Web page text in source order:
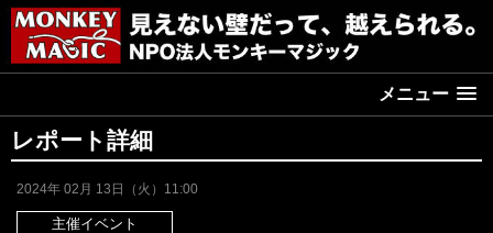
メニュー
レポート詳細
2024年 02月 13日（火）11:00
主催イベント